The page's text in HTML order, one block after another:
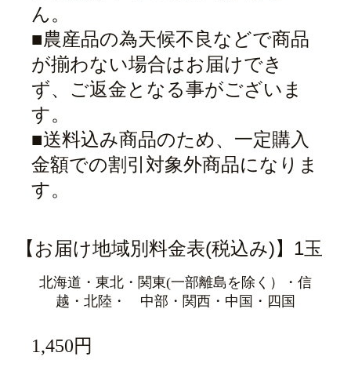
ん。
■農産品の為天候不良などで商品
が揃わない場合はお届けでき
ず、ご返金となる事がございま
す。
■送料込み商品のため、一定購入
金額での割引対象外商品になりま
す。
【お届け地域別料金表(税込み)】1玉
北海道・東北・関東(一部離島を除く）・信
越・北陸・ 中部・関西・中国・四国
1,450円